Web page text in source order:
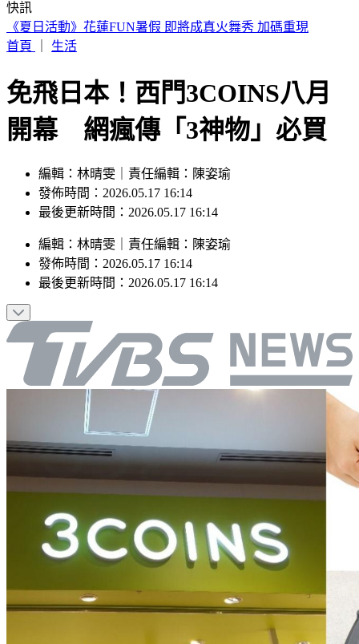
快訊
遠見天下創辦人高希均90歲辭世！「長壽5秘訣」曝 醫生也
認同
免飛日本！西門3COINS八月
開幕 網瘋傳「3神物」必買
編輯：林晴雯｜責任編輯：陳姿瑜
發佈時間：2026.05.17 16:14
編輯：林晴雯｜責任編輯：
發佈時間：2026.05.17 16:14